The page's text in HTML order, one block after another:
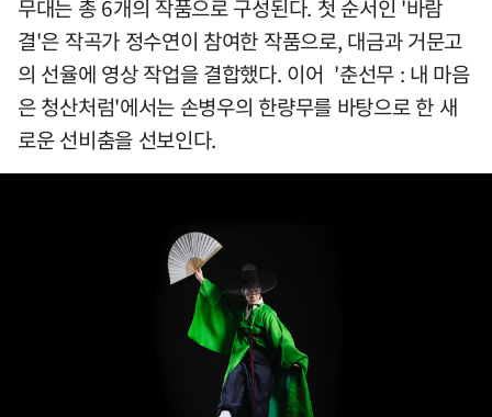
무대는 총 6개의 작품으로 구성된다. 첫 순서인 '바람
결'은 작곡가 정수연이 참여한 작품으로, 대금과 거문고
의 선율에 영상 작업을 결합했다. 이어 '춘선무 : 내 마음
은 청산처럼'에서는 손병우의 한량무를 바탕으로 한 새
로운 선비춤을 선보인다.